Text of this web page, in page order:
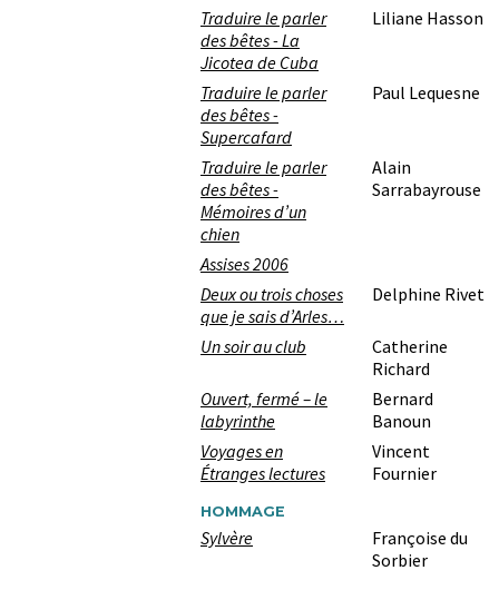
Traduire le parler
des bêtes - La
Jicotea de Cuba
Liliane Hasson
Traduire le parler
des bêtes -
Supercafard
Paul Lequesne
Traduire le parler
des bêtes -
Mémoires d’un
chien
Alain
Sarrabayrouse
Assises 2006
Deux ou trois choses
que je sais d’Arles…
Delphine Rivet
Un soir au club
Catherine
Richard
Ouvert, fermé – le
labyrinthe
Bernard
Banoun
Voyages en
Étranges lectures
Vincent
Fournier
HOMMAGE
Sylvère
Françoise du
Sorbier